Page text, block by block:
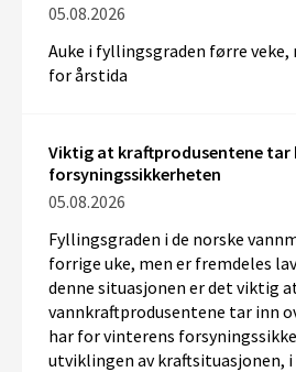
05.08.2026
Auke i fyllingsgraden førre
for årstida
Viktig at kraftprodusentene tar
forsyningssikkerheten
05.08.2026
Fyllingsgraden i de norske
forrige uke, men er fremdeles
denne situasjonen er det viktig
vannkraftprodusentene tar inn
har for vinterens
utviklingen av kraftsituasjonen,